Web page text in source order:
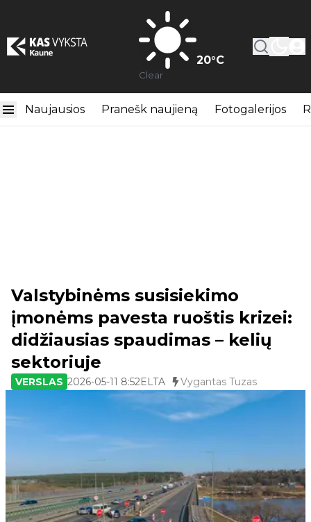
20°C
Clear
Naujausios Pranešk naujieną Fotogalerijos
Valstybinėms susisiekimo
įmonėms pavesta ruoštis krizei:
didžiausias spaudimas – kelių
sektoriuje
VERSLAS 2026-05-11 8:52ELTA Vygantas Tuzas